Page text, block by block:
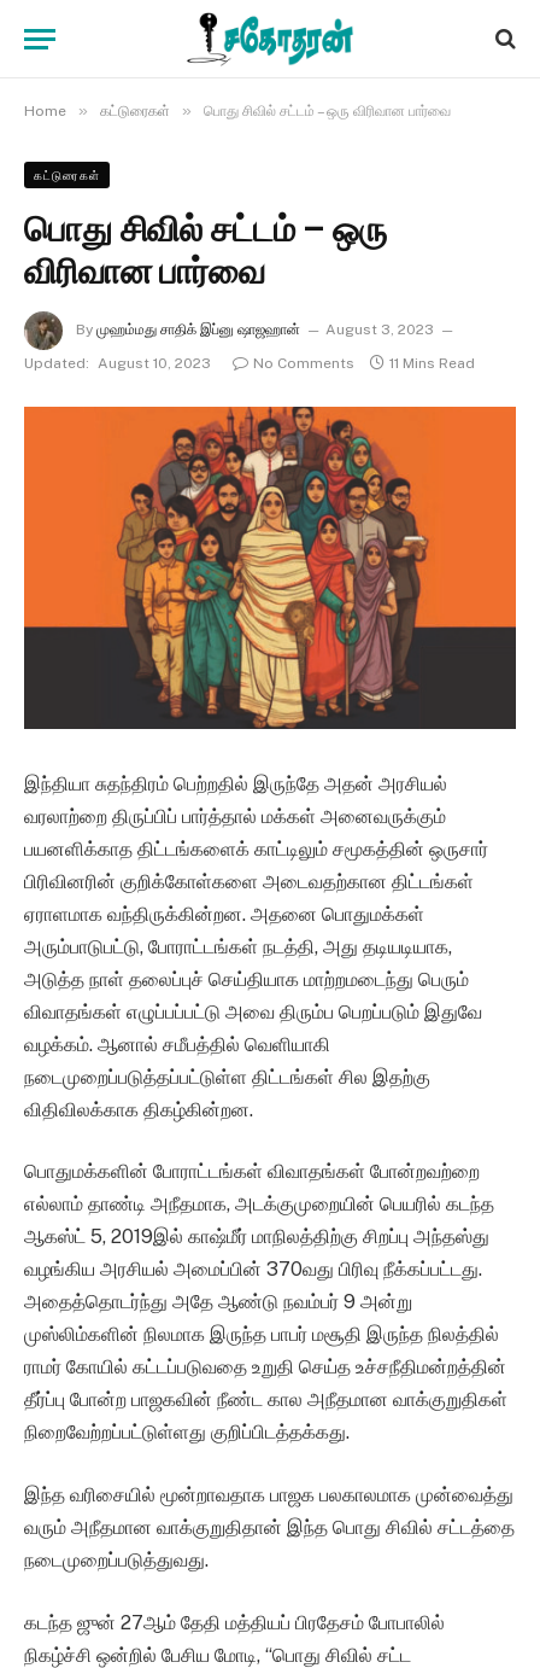
Home » கட்டுரைகள் » பொது சிவில் சட்டம் – ஒரு விரிவான பார்வை
கட்டுரைகள்
பொது சிவில் சட்டம் – ஒரு
விரிவான பார்வை
By முஹம்மது சாதிக் இப்னு ஷாஜஹான்
August 3, 2023
Updated: August 10, 2023 No Comments 11 Mins Read
இந்தியா சுதந்திரம் பெற்றதில் இருந்தே அதன் அரசியல்
வரலாற்றை திருப்பிப் பார்த்தால் மக்கள் அனைவருக்கும்
பயனளிக்காத திட்டங்களைக் காட்டிலும் சமூகத்தின் ஒருசார்
பிரிவினரின் குறிக்கோள்களை அடைவதற்கான திட்டங்கள்
ஏராளமாக வந்திருக்கின்றன. அதனை பொதுமக்கள்
அரும்பாடுபட்டு, போராட்டங்கள் நடத்தி, அது தடியடியாக,
அடுத்த நாள் தலைப்புச் செய்தியாக மாற்றமடைந்து பெரும்
விவாதங்கள் எழுப்பப்பட்டு அவை திரும்ப பெறப்படும் இதுவே
வழக்கம். ஆனால் சமீபத்தில் வெளியாகி
நடைமுறைப்படுத்தப்பட்டுள்ள திட்டங்கள் சில இதற்கு
விதிவிலக்காக திகழ்கின்றன.
பொதுமக்களின் போராட்டங்கள் விவாதங்கள் போன்றவற்றை
எல்லாம் தாண்டி அநீதமாக, அடக்குமுறையின் பெயரில் கடந்த
ஆகஸ்ட் 5, 2019இல் காஷ்மீர் மாநிலத்திற்கு சிறப்பு அந்தஸ்து
வழங்கிய அரசியல் அமைப்பின் 370வது பிரிவு நீக்கப்பட்டது.
அதைத்தொடர்ந்து அதே ஆண்டு நவம்பர் 9 அன்று
முஸ்லிம்களின் நிலமாக இருந்த பாபர் மசூதி இருந்த நிலத்தில்
ராமர் கோயில் கட்டப்படுவதை உறுதி செய்த உச்சநீதிமன்றத்தின்
தீர்ப்பு போன்ற பாஜகவின் நீண்ட கால அநீதமான வாக்குறுதிகள்
நிறைவேற்றப்பட்டுள்ளது குறிப்பிடத்தக்கது.
இந்த வரிசையில் மூன்றாவதாக பாஜக பலகாலமாக முன்வைத்து
வரும் அநீதமான வாக்குறுதிதான் இந்த பொது சிவில் சட்டத்தை
நடைமுறைப்படுத்துவது.
கடந்த ஜுன் 27ஆம் தேதி மத்தியப் பிரதேசம் போபாலில்
நிகழ்ச்சி ஒன்றில் பேசிய மோடி, “பொது சிவில் சட்ட